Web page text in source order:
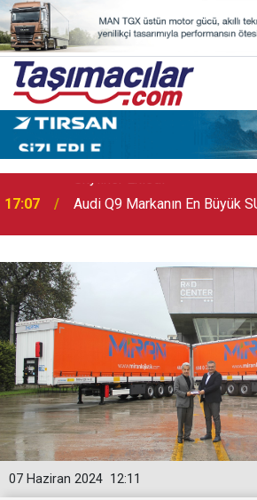
17:07 Audi Q9 Markanın En Büyük
12:11
07 Haziran 2024